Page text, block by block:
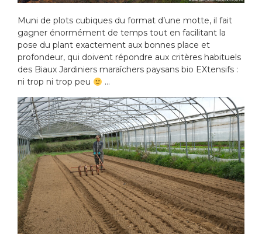
Muni de plots cubiques du format d’une motte, il fait
gagner énormément de temps tout en facilitant la
pose du plant exactement aux bonnes place et
profondeur, qui doivent répondre aux critères habituels
des Biaux Jardiniers maraîchers paysans bio EXtensifs :
ni trop ni trop peu
…